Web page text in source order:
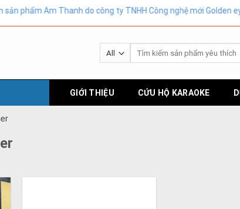
phẩm Âm Thanh do công ty TNHH Công nghệ mới Golden
GIỚI THIỆU CỨU HỘ KARAOKE